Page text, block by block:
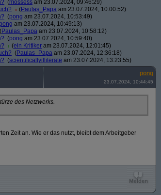
(mossess am 23.07.2024, 09:46:29)
(Paulas_Papa am 23.07.2024, 10:00:52)
(pong am 23.07.2024, 10:53:49)
pong am 23.07.2024, 10:49:13)
(Paulas_Papa am 23.07.2024, 10:58:12)
(pong am 23.07.2024, 10:59:40)
(ein Kritiker am 23.07.2024, 12:01:45)
(Paulas_Papa am 23.07.2024, 12:36:18)
(scientificallyilliterate am 23.07.2024, 13:23:55)
pong
23.07.2024, 10:44:45
des Netzwerks.
Zeit an. Wie er das nutzt, bleibt dem Arbeitgeber